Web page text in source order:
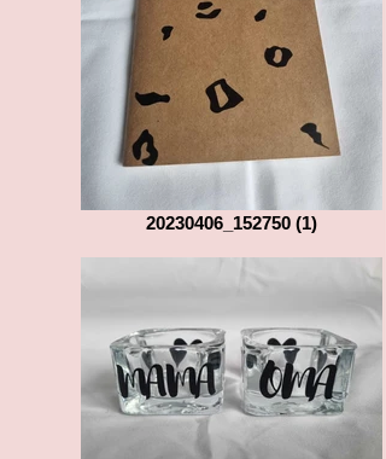
20230406_152750 (1)